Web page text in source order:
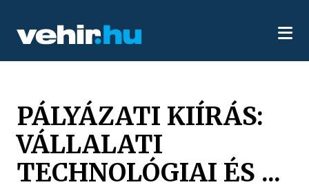
PÁLYÁZATI KIÍRÁS:
VÁLLALATI
TECHNOLÓGIAI ÉS ...